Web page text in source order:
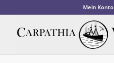
Mein Konto